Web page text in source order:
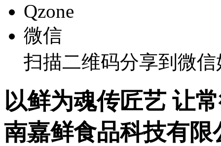
Qzone
微信
扫描二维码分享到微
以鲜为魂传匠艺 让
南嘉鲜食品科技有限